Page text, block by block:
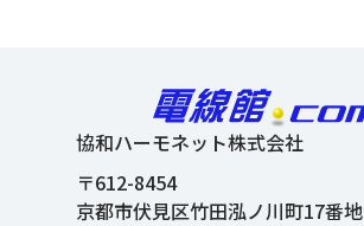
協和ハーモネット株式会社
〒612-8454
京都市伏見区竹田泓ノ川町17番地